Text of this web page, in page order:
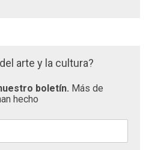
arte y la cultura?
boletín. Más de
hecho